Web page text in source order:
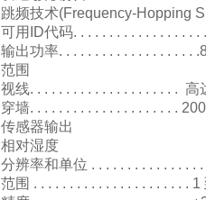
跳频技术(Frequency-Hopping
可用 ID代码. . . . . . . . . . . . . . . . . .
输出功率. . . . . . . . . . . . . . . . . .
范围
视线. . . . . . . . . . . . . . . . . . . . . 高
穿墙. . . . . . . . . . . . . . . . . . . . . 200
传感器输出
相对湿度
分辨率和单位 . . . . . . . . . . . . . . .
范围 . . . . . . . . . . . . . . . . . . . . . . 1